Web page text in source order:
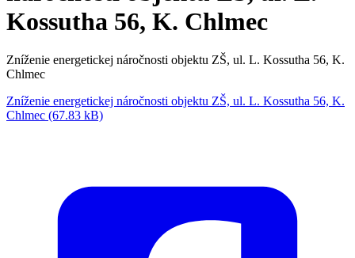
Kossutha 56, K. Chlmec
Zníženie energetickej náročnosti objektu ZŠ, ul. L. Kossutha 56, K.
Chlmec
Zníženie energetickej náročnosti objektu ZŠ, ul. L. Kossutha 56, K.
Chlmec (67.83 kB)